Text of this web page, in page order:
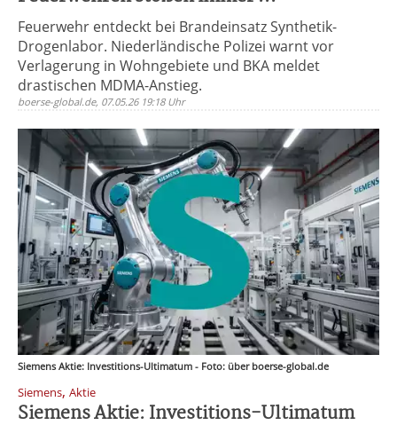
Feuerwehr entdeckt bei Brandeinsatz Synthetik-
Drogenlabor. Niederländische Polizei warnt vor
Verlagerung in Wohngebiete und BKA meldet
drastischen MDMA-Anstieg.
boerse-global.de, 07.05.26 19:18 Uhr
Siemens Aktie: Investitions-Ultimatum - Foto: über boerse-global.de
Siemens, Aktie
Siemens Aktie: Investitions-Ultimatum